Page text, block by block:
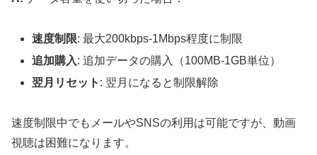
速度制限: 最大200kbps-1Mbps程度に制限
追加購入: 追加データの購入（100MB-1GB単位）
翌月リセット : 翌月になると制限解除
速度制限中でもメールやSNSの利用は可能ですが、動画
視聴は困難になります。